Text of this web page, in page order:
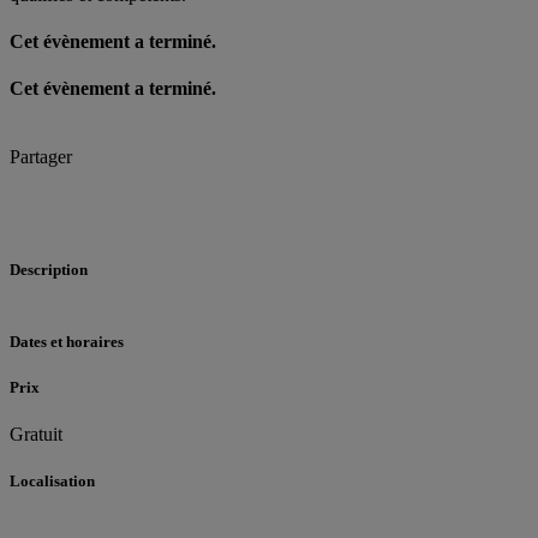
Cet évènement a terminé.
Cet évènement a terminé.
Partager
Description
Dates et horaires
Prix
Gratuit
Localisation